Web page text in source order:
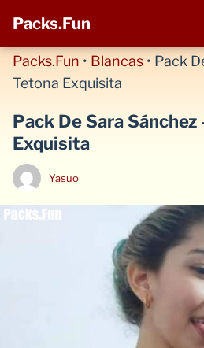
Packs.Fun
Packs.Fun • Blancas • Pack
Tetona Exquisita
Pack De Sara Sánchez
Exquisita
Yasuo